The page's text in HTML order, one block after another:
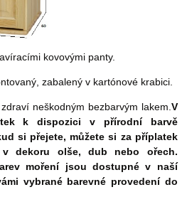
kovovými panty.
zabalený v kartónové krabici.
neškodným bezbarvým lakem. V
k dispozici v přírodní barvě
si přejete, můžete si za příplatek
v dekoru olše, dub nebo ořech.
moření jsou dostupné v naší
vybrané barevné provedení do